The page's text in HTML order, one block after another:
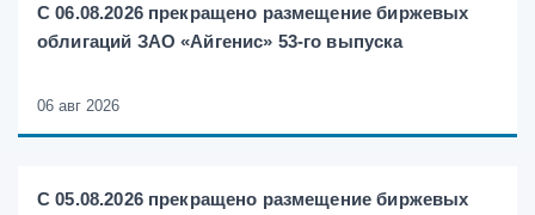
С 06.08.2026 прекращено размещение биржевых
облигаций ЗАО «Айгенис» 53-го выпуска
06 авг 2026
С 05.08.2026 прекращено размещение биржевых